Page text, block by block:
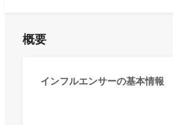
概要
インフルエンサーの基本情報